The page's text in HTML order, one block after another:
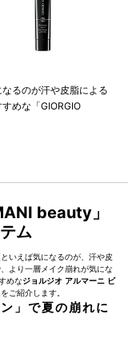
るのが汗や皮脂による
めな「GIORGIO
beauty」
ム
いえば気になるのが、汗や皮
より一層メイク崩れが気にな
めなジョルジオ アルマーニ ビ
ご紹介します。
」で夏の崩れに